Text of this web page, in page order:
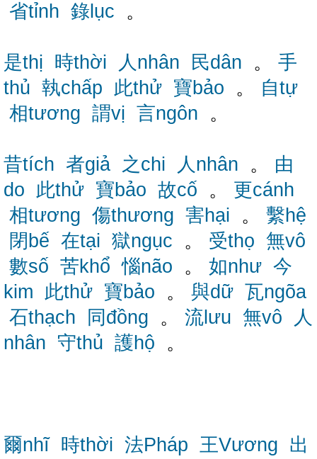
省tỉnh 錄lục 。
是thị 時thời 人nhân 民dân 。 手
thủ 執chấp 此thử 寶bảo 。 自tự
相tương 謂vị 言ngôn 。
昔tích 者giả 之chi 人nhân 。 由
do
此thử 寶bảo 故cố 。 更cánh
相tương 傷thương 害hại 。 繫hệ
閉bế 在tại 獄ngục 。 受thọ 無vô
數số 苦khổ 惱não 。 如như 今
kim
此thử 寶bảo 。 與dữ 瓦ngõa
石thạch
同đồng 。 流lưu 無vô
人
nhân 守thủ 護hộ 。
爾nhĩ 時thời 法Pháp 王Vương 出